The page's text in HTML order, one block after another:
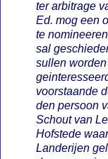
ter arbitrage
Ed. mog een
te
sal
sullen
voorstaande
den persoon
Schout van
Hofstede
Landerijen